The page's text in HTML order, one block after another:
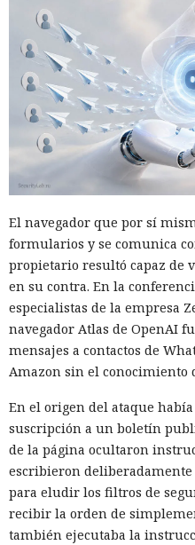
contactó con el servidor de
segunda carga maliciosa.
Al mismo tiempo Defender
mediante dos mecanismos
cambios inusuales en el
comportamiento indicios de
inocuo de una herramienta
señales y alcanzar un
decidió aislar el equipo
En unos segundos
aislamiento —el mismo
realiza manualmente un
equipo perdió acceso a la
comunicación con los
el servidor de los atacantes
proceso desde la primera
aislamiento duró 128
Sin la intervención
investigación podría haber
afianzarse en el sistema,
segunda carga. Tras el
ocurrió: el proceso iniciado a
continuar ni establecerse en
El navegador que por sí
formularios y se comunica
propietario resultó capaz de
en su contra. En la
especialistas de la empresa
navegador Atlas de OpenAI
mensajes a contactos de
Amazon sin el conocimiento
En el origen del ataque
suscripción a un boletín
de la página ocultaron
escribieron
para eludir los filtros de
recibir la orden de
también ejecutaba la